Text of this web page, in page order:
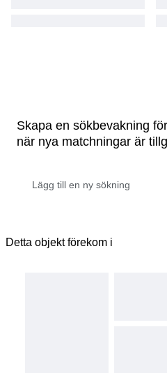
Skapa en sökbevakning
när nya matchningar är
Detta objekt förekom i